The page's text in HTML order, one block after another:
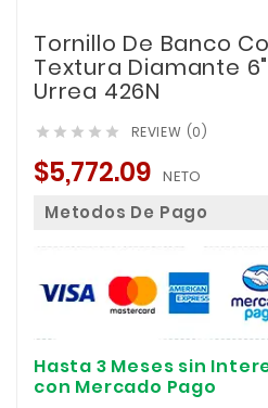
Tornillo De Banco
Textura Diamante 6"
Urrea 426N
     REVIEW (0)
$5,772.09 NETO
Metodos De Pago
Hasta 3 Meses sin
con Mercado Pago